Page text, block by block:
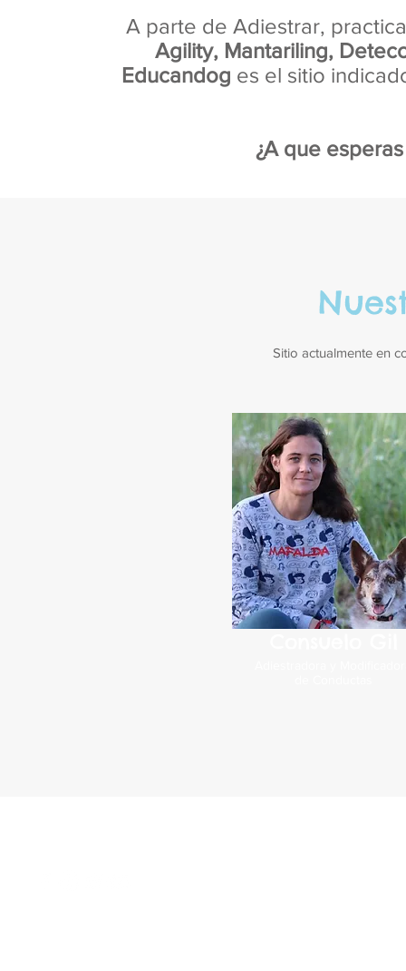
A parte de Adiestrar,
Agility, Mantariling,
Educandog es el sitio
¿A que
Sitio actualmente en